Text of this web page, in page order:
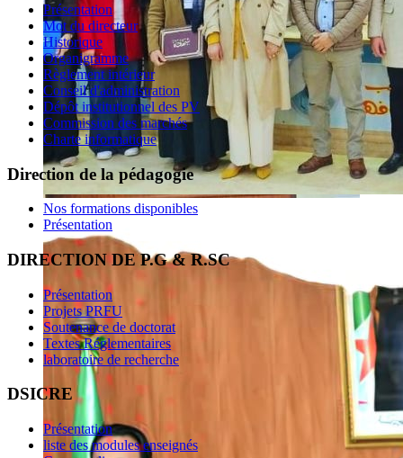
Présentation
Mot du directeur
Historique
Organigramme
Règlement intérieur
Conseil d'administration
Dépôt institutionnel des PV
Commission des marchés
Charte informatique
Direction de la pédagogie
Nos formations disponibles
Présentation
DIRECTION DE P.G & R.SC
Présentation
Projets PRFU
Soutenance de doctorat
Textes Réglementaires
laboratoire de recherche
DSICRE
Présentation
liste des modules enseignés